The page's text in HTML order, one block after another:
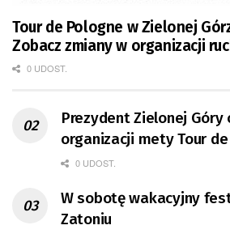
Tour de Pologne w Zielonej
Zobacz zmiany w organizacji
0 UDOST.
Prezydent Zielonej Góry
organizacji mety Tour
0 UDOST.
W sobotę wakacyjny
Zatoniu